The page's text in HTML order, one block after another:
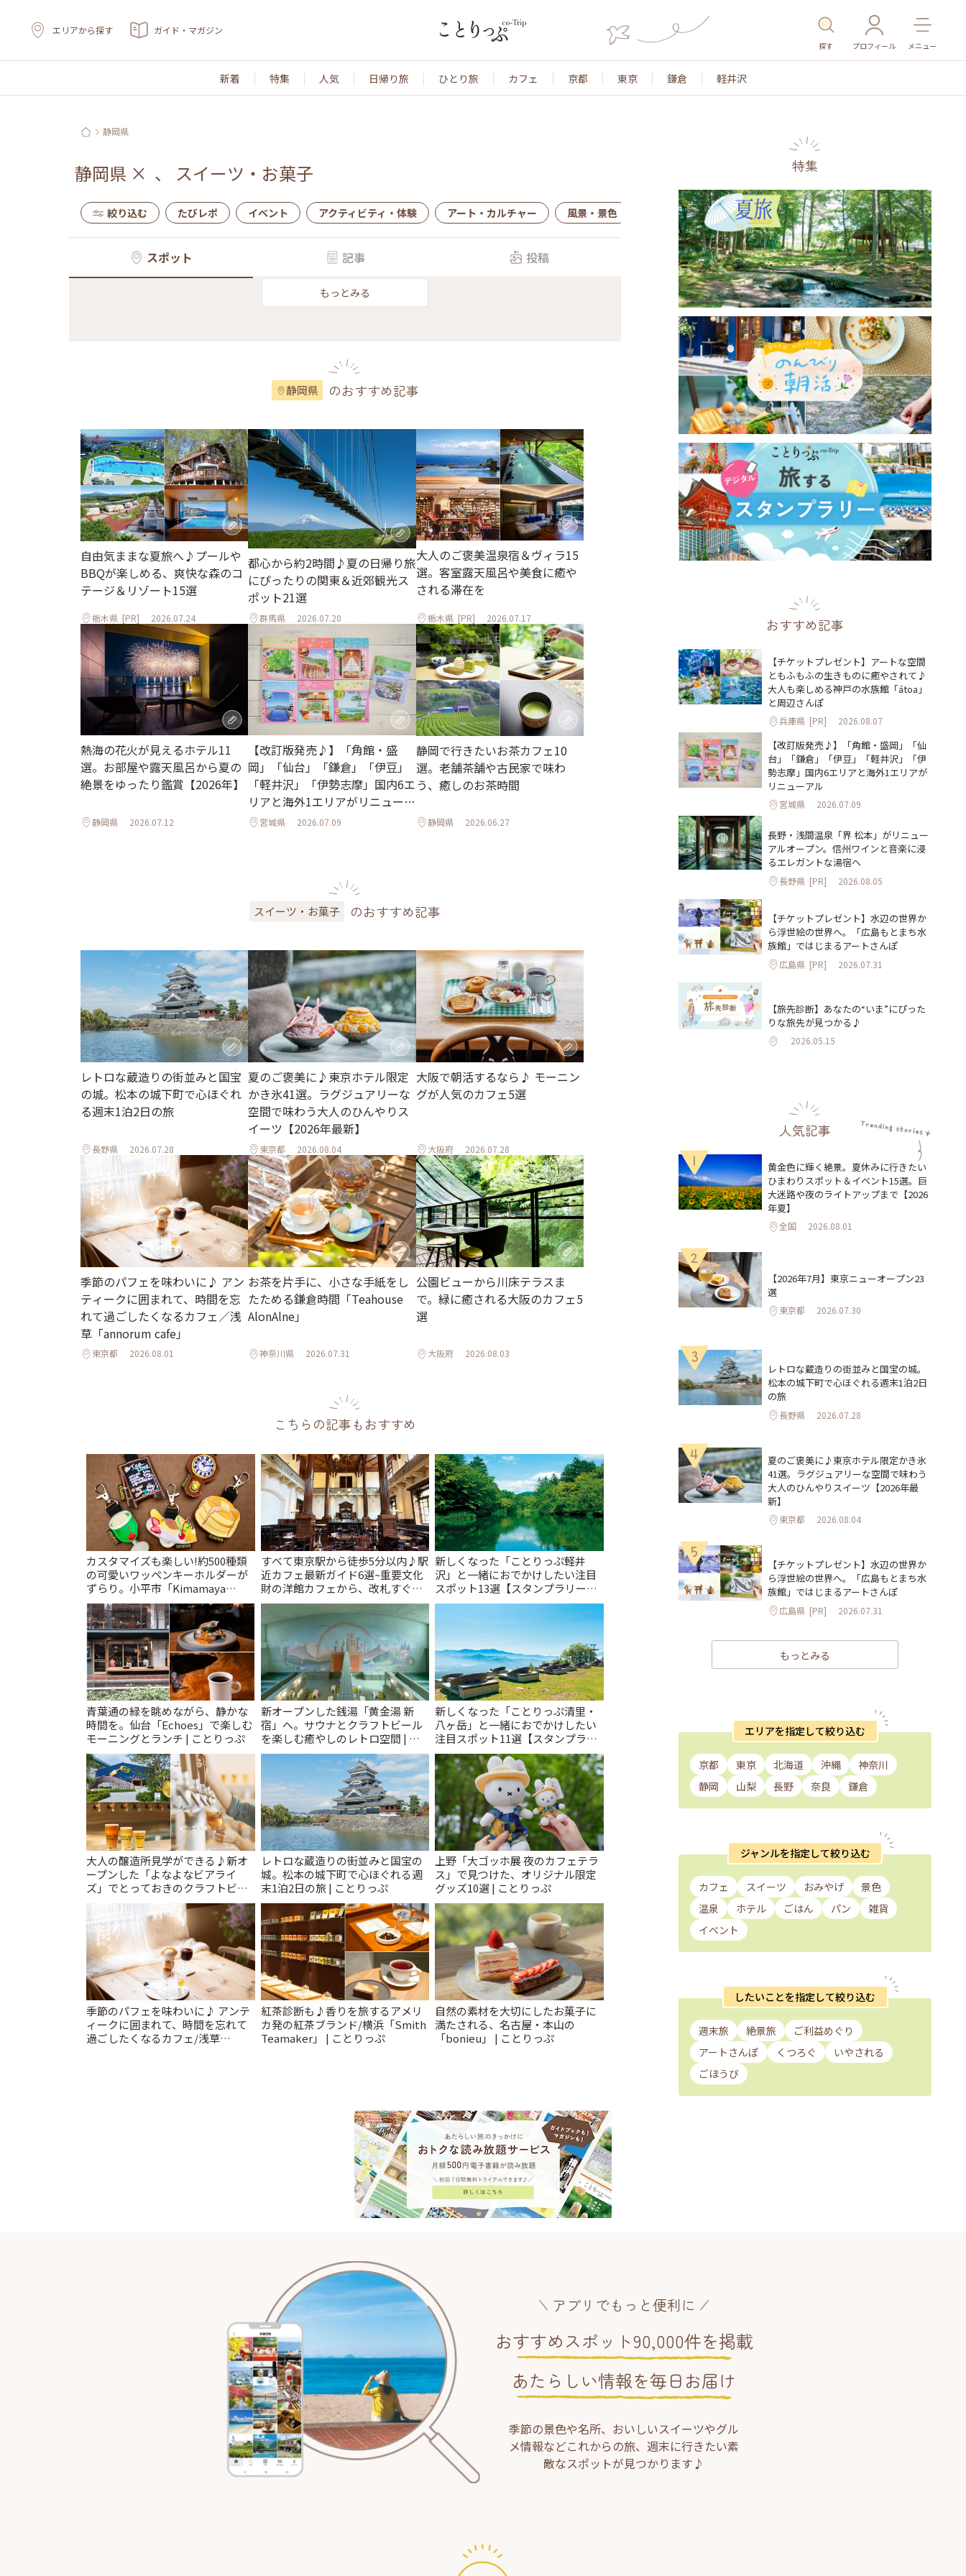
エリアから探す ガイド・マガジン
探す プロフィール メニュー
新着 特集 人気 日帰り旅 ひとり旅 カフェ 京都 東京 鎌倉 軽井沢
静岡県
静岡県 × 、 スイーツ・お菓子
絞り込む たびレポ イベント アクティビティ・体験 アート・カルチャー 風景・景色 名所・旧跡 温泉・スパ その他施設 ごはん
スポット 記事 投稿
もっとみる
静岡県 のおすすめ記事
自由気ままな夏旅へ♪プールや
BBQが楽しめる、爽快な森のコ
テージ＆リゾート15選
栃木県 [PR] 2026.07.24
都心から約2時間♪夏の日帰り旅
にぴったりの関東＆近郊観光ス
ポット21選
群馬県 2026.07.20
大人のご褒美温泉宿＆ヴィラ15
選。客室露天風呂や美食に癒や
される滞在を
栃木県[PR] 2026.07.17
熱海の花火が見えるホテル11
選。お部屋や露天風呂から夏の
絶景をゆったり鑑賞【2026年】
静岡県 2026.07.12
【改訂版発売♪】「角館・盛
岡」「仙台」「鎌倉」「伊豆」
「軽井沢」「伊勢志摩」国内6エ
リアと海外1エリアがリニューア
ル宮城県 2026.07.09
静岡で行きたいお茶カフェ10
選。老舗茶舗や古民家で味わ
う、癒しのお茶時間
静岡県 2026.06.27
スイーツ・お菓子 のおすすめ記事
レトロな蔵造りの街並みと国宝
の城。松本の城下町で心ほぐれ
る週末1泊2日の旅
長野県 2026.07.28
夏のご褒美に♪東京ホテル限定
かき氷41選。ラグジュアリーな
空間で味わう大人のひんやりス
イーツ【2026年最新】
東京都 2026.08.04
大阪で朝活するなら♪ モーニン
グが人気のカフェ5選
大阪府 2026.07.28
季節のパフェを味わいに♪ アン
ティークに囲まれて、時間を忘
れて過ごしたくなるカフェ／浅
草「annorum cafe」
東京都 2026.08.01
お茶を片手に、小さな手紙をし
たためる鎌倉時間「Teahouse
AlonAlne」
神奈川県 2026.07.31
公園ビューから川床テラスま
で。緑に癒される大阪のカフェ5
選
大阪府 2026.08.03
こちらの記事もおすすめ
カスタマイズも楽しい!約500種類
の可愛いワッペンキーホルダーが
ずらり。小平市「Kimamaya
T&K」 | ことりっぷ
すべて東京駅から徒歩5分以内♪駅
近カフェ最新ガイド6選~重要文化
財の洋館カフェから、改札すぐの
レトロ喫茶まで~ | ことりっぷ
新しくなった「ことりっぷ軽井
沢」と一緒におでかけしたい注目
スポット13選【スタンプラリー開
催中】 | ことりっぷ
青葉通の緑を眺めながら、静かな
時間を。仙台「Echoes」で楽しむ
モーニングとランチ | ことりっぷ
新オープンした銭湯「黄金湯 新
宿」へ。サウナとクラフトビール
を楽しむ癒やしのレトロ空間 | こ
とりっぷ
新しくなった「ことりっぷ清里・
八ヶ岳」と一緒におでかけしたい
注目スポット11選【スタンプラリ
ー開催中】 | ことりっぷ
大人の醸造所見学ができる♪新オ
ープンした「よなよなビアライ
ズ」でとっておきのクラフトビー
ル体験 | ことりっぷ
レトロな蔵造りの街並みと国宝の
城。松本の城下町で心ほぐれる週
末1泊2日の旅 | ことりっぷ
上野「大ゴッホ展 夜のカフェテラ
ス」で見つけた、オリジナル限定
グッズ10選 | ことりっぷ
季節のパフェを味わいに♪ アンテ
ィークに囲まれて、時間を忘れて
過ごしたくなるカフェ/浅草
紅茶診断も♪香りを旅するアメリ
カ発の紅茶ブランド/横浜「Smith
Teamaker」 | ことりっぷ
自然の素材を大切にしたお菓子に
満たされる、名古屋・本山の
「bonieu」 | ことりっぷ
特集
おすすめ記事
【チケットプレゼント】アートな空間
ともふもふの生きものに癒やされて♪
大人も楽しめる神戸の水族館「átoa」
と周辺さんぽ
兵庫県 [PR] 2026.08.07
【改訂版発売♪】「角館・盛岡」「仙
台」「鎌倉」「伊豆」「軽井沢」「伊
勢志摩」国内6エリアと海外1エリアが
リニューアル
宮城県 2026.07.09
長野・浅間温泉「界 松本」がリニュー
アルオープン。信州ワインと音楽に浸
るエレガントな湯宿へ
長野県 [PR] 2026.08.05
【チケットプレゼント】水辺の世界か
ら浮世絵の世界へ。「広島もとまち水
族館」ではじまるアートさんぽ
広島県 [PR] 2026.07.31
【旅先診断】あなたの“いま”にぴった
りな旅先が見つかる♪
2026.05.15
人気記事
1
黄金色に輝く絶景。夏休みに行きたい
ひまわりスポット＆イベント15選。巨
大迷路や夜のライトアップまで【2026
年夏】
全国 2026.08.01
2
【2026年7月】東京ニューオープン23
選
東京都 2026.07.30
3
レトロな蔵造りの街並みと国宝の城。
松本の城下町で心ほぐれる週末1泊2日
の旅
長野県 2026.07.28
4
夏のご褒美に♪東京ホテル限定かき氷
41選。ラグジュアリーな空間で味わう
大人のひんやりスイーツ【2026年最
新】
東京都 2026.08.04
5
【チケットプレゼント】水辺の世界か
ら浮世絵の世界へ。「広島もとまち水
族館」ではじまるアートさんぽ
広島県 [PR] 2026.07.31
もっとみる
エリアを指定して絞り込む
京都 東京 北海道 沖縄
神奈川
静岡
山梨 長野 奈良 鎌倉
ジャンルを指定して絞り込む
カフェ スイーツ おみやげ
景色
温泉
ホテル ごはん パン
雑貨
イベント
したいことを指定して絞り込む
週末旅 絶景旅
ご利益めぐり
アートさんぽ
くつろぐ
いやされる
ごほうび
アプリでもっと便利に
おすすめスポット90,000件を掲載
あたらしい情報を毎日お届け
季節の景色や名所、おいしいスイーツやグル
メ情報などこれからの旅、週末に行きたい素
敵なスポットが見つかります♪